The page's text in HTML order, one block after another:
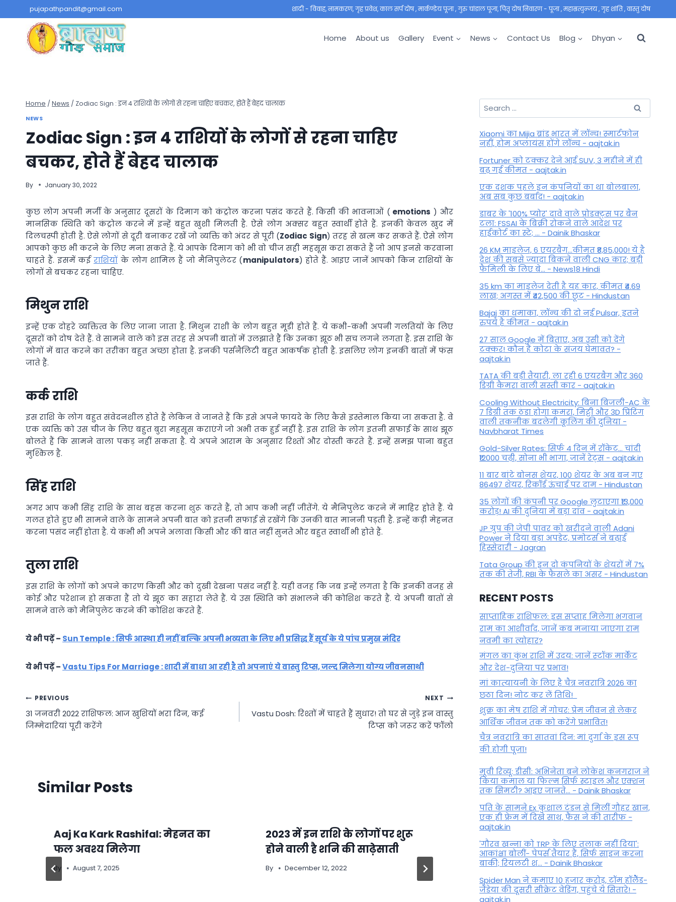
to
content
pujapathpandit@gmail.com शादी - विवाह, नामकरण, गृह प्रवेश, काल सर्प दोष , मार्कण्डेय पूजा , गुरु चांडाल पूजा, पितृ दोष निवारण - पूजा , महाम्रत्युन्जय , गृह शांति , वास्तु दोष
Home About us Gallery Event News Contact Us Blog Dhyan
Home / News / Zodiac Sign : इन 4 राशियों के लोगों से रहना चाहिए बचकर, होते हैं बेहद चालाक
NEWS
Zodiac Sign : इन 4 राशियों के लोगों से रहना चाहिए
बचकर, होते हैं बेहद चालाक
By January 30, 2022
कुछ लोग अपनी मर्जी के अनुसार दूसरों के दिमाग को कंट्रोल करना पसंद करते हैं. किसी की भावनाओं (emotions ) और
मानसिक स्थिति को कंट्रोल करने में इन्हें बहुत खुशी मिलती है. ऐसे लोग अक्सर बहुत स्वार्थी होते हैं. इनकी केवल खुद में
दिलचस्पी होती है. ऐसे लोगों से दूरी बनाकर रखें जो व्यक्ति को अंदर से पूरी (Zodiac Sign) तरह से खत्म कर सकते हैं. ऐसे लोग
आपको कुछ भी करने के लिए मना सकते हैं. ये आपके दिमाग को भी वो चीज सही महसूस करा सकते हैं जो आप इनसे करवाना
चाहते हैं. इसमें कईराशियों के लोग शामिल हैं जो मैनिपुलेटर (manipulators) होते हैं. आइए जानें आपको किन राशियों के
लोगों से बचकर रहना चाहिए.
मिथुन राशि
इन्हें एक दोहरे व्यक्तित्व के लिए जाना जाता है. मिथुन राशी के लोग बहुत मूडी होते हैं. ये कभी-कभी अपनी गलतियों के लिए
दूसरों को दोष देते हैं. वे सामने वाले को इस तरह से अपनी बातों में उलझाते हैं कि उनका झूठ भी सच लगने लगता है. इस राशि के
लोगों में बात करने का तरीका बहुत अच्छा होता है. इनकी पर्सनैलिटी बहुत आकर्षक होती है. इसलिए लोग इनकी बातों में फंस
जाते हैं.
कर्क राशि
इस राशि के लोग बहुत संवेदनशील होते हैं लेकिन वे जानते हैं कि इसे अपने फायदे के लिए कैसे इस्तेमाल किया जा सकता है. वे
एक व्यक्ति को उस चीज के लिए बहुत बुरा महसूस कराएंगे जो अभी तक हुई नहीं है. इस राशि के लोग इतनी सफाई के साथ झूठ
बोलते हैं कि सामने वाला पकड़ नहीं सकता है. ये अपने आराम के अनुसार रिश्तों और दोस्ती करते हैं. इन्हें समझ पाना बहुत
मुश्किल है.
सिंह राशि
अगर आप कभी सिंह राशि के साथ बहस करना शुरू करते हैं, तो आप कभी नहीं जीतेंगे. ये मैनिपुलेट करने में माहिर होते हैं. ये
गलत होते हुए भी सामने वाले के सामने अपनी बात को इतनी सफाई से रखेंगे कि उनकी बात माननी पड़ती है. इन्हें कड़ी मेहनत
करना पसंद नहीं होता है. ये कभी भी अपने अलावा किसी और की बात नहीं सुनते और बहुत स्वार्थी भी होते हैं.
तुला राशि
इस राशि के लोगों को अपने कारण किसी और को दुखी देखना पसंद नहीं है. यही वजह कि जब इन्हें लगता है कि इनकी वजह से
कोई और परेशान हो सकता हैं तो ये झूठ का सहारा लेते हैं. ये उस स्थिति को संभालने की कोशिश करते हैं. ये अपनी बातों से
सामने वाले को मैनिपुलेट करने की कोशिश करते हैं.
ये भी पढ़ें – Sun Temple : सिर्फ आस्था ही नहीं बल्कि अपनी भव्यता के लिए भी प्रसिद्ध हैं सूर्य के ये पांच प्रमुख मंदिर
ये भी पढ़ें –Vastu Tips For Marriage : शादी में बाधा आ रही है तो अपनाएं ये वास्तु टिप्स, जल्द मिलेगा योग्य जीवनसाथी
Post
navigation
PREVIOUS
31 जनवरी 2022 राशिफल: आज खुशियों भरा दिन, कई
जिम्मेदारियां पूरी करेंगे
NEXT
Vastu Dosh: रिश्तों में चाहते हैं सुधार! तो घर से जुड़े इन वास्तु
टिप्स को जरूर करें फॉलो
Similar Posts
Aaj Ka Kark Rashifal: मेहनत का
फल अवश्य मिलेगा
By August 7, 2025
2023 में इन राशि के लोगों पर शुरू
होने वाली है शनि की साढ़ेसाती
By December 12, 2022
Mangal Shani Yuti: कुंभ राशि में
शनि व मंगल की युति, अगले 15
दिन में इन राशि वालों को रहना
होगा अलर्ट
By May 2, 2022
Search
for:
Xiaomi का Mijia ब्रांड भारत में लॉन्च! स्मार्टफोन
नहीं, होम अप्लायंस होंगे लॉन्च - aajtak.in
Fortuner को टक्कर देने आई SUV, 3 महीने में ही
बढ़ गई कीमत - aajtak.in
एक दशक पहले इन कंपनियों का था बोलबाला,
अब सब कुछ बर्बाद! - aajtak.in
डाबर के '100% प्योर' दावे वाले प्रोडक्ट्स पर बैन
टला: FSSAI के बिक्री रोकने वाले आदेश पर
हाईकोर्ट का स्टे; ... - Dainik Bhaskar
26 KM माइलेज, 6 एयरबैग...कीमत ₹8,85,000! ये है
देश की सबसे ज्यादा बिकने वाली CNG कार; बड़ी
फैमिली के लिए बे... - News18 Hindi
35 km का माइलेज देती है यह कार, कीमत ₹4.69
लाख; अगस्त में ₹42,500 की छूट - Hindustan
Bajaj का धमाका, लॉन्च की दो नई Pulsar, इतने
रुपये है कीमत - aajtak.in
27 साल Google में बिताए, अब उसी को देंगे
टक्कर! कौन हैं कोटा के संजय घेमावत? -
aajtak.in
TATA की बड़ी तैयारी, ला रही 6 एयरबैग और 360
डिग्री कैमरा वाली सस्ती कार - aajtak.in
Cooling Without Electricity: बिना बिजली-AC के
7 डिग्री तक ठंडा होगा कमरा, मिट्टी और 3D प्रिंटिंग
वाली तकनीक बदलेगी कूलिंग की दुनिया -
Navbharat Times
Gold-Silver Rates: सिर्फ 4 दिन में रॉकेट... चांदी
₹12000 चढ़ी, सोना भी भागा, जानें रेट्स - aajtak.in
11 बार बांटे बोनस शेयर, 100 शेयर के अब बन गए
86497 शेयर, रिकॉर्ड ऊंचाई पर दाम - Hindustan
35 लोगों की कंपनी पर Google लुटाएगा ₹13,000
करोड़! AI की दुनिया में बड़ा दांव - aajtak.in
JP ग्रुप की जेपी पावर को खरीदने वाली Adani
Power ने दिया बड़ा अपडेट, प्रमोटर्स ने बढ़ाई
हिस्सेदारी - Jagran
Tata Group की इन दो कंपनियों के शेयरों में 7%
तक की तेजी, RBI के फैसले का असर - Hindustan
RECENT POSTS
साप्ताहिक राशिफल: इस सप्ताह मिलेगा भगवान
राम का आशीर्वाद, जानें कब मनाया जाएगा राम
नवमी का त्योहार?
मंगल का कुंभ राशि में उदय: जानें स्‍टॉक मार्केट
और देश-दुनिया पर प्रभाव!
मां कात्‍यायनी के लिए है चैत्र नवरात्रि 2026 का
छठा दिन! नोट कर लें तिथि!
शुक्र का मेष राशि में गोचर: प्रेम जीवन से लेकर
आर्थिक जीवन तक को करेंगे प्रभावित!
चैत्र नवरात्रि का सातवां दिन: मां दुर्गा के इस रूप
की होगी पूजा!
मूवी रिव्यू: डीसी: अभिनेता बने लोकेश कनगराज ने
किया कमाल या फिल्म सिर्फ स्टाइल और एक्शन
तक सिमटी? आइए जानते... - Dainik Bhaskar
पति के सामने Ex कुशाल टंडन से मिलीं गौहर खान,
एक ही फ्रेम में दिखे साथ, फैंस ने की तारीफ -
aajtak.in
'गौरव खन्ना को TRP के लिए तलाक नहीं दिया':
आकांक्षा बोलीं- पेपर्स तैयार हैं, सिर्फ साइन करना
बाकी; रियलटी श... - Dainik Bhaskar
Spider Man ने कमाए 10 हजार करोड़, टॉम हॉलैेंड-
जैंडेया की दूसरी सीक्रेट वेडिंग, पहुंचे ये सितारे! -
aajtak.in